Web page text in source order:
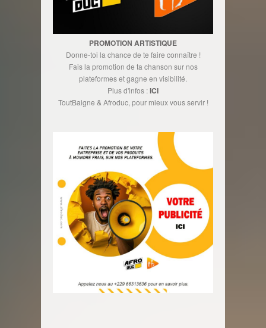
PROMOTION ARTISTIQUE
Donne-toi la chance de te faire connaître !
Fais la promotion de ta chanson sur nos
plateformes et gagne en visibilité.
Plus d'infos :ICI
ToutBaigne & Afroduc, pour mieux vous servir !